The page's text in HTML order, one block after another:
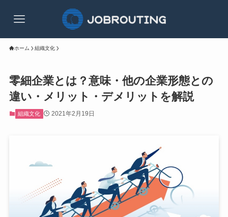
ホーム 組織文化
零細企業とは？意味・他の企業形態との
違い・メリット・デメリットを解説
組織文化 2021年2月19日